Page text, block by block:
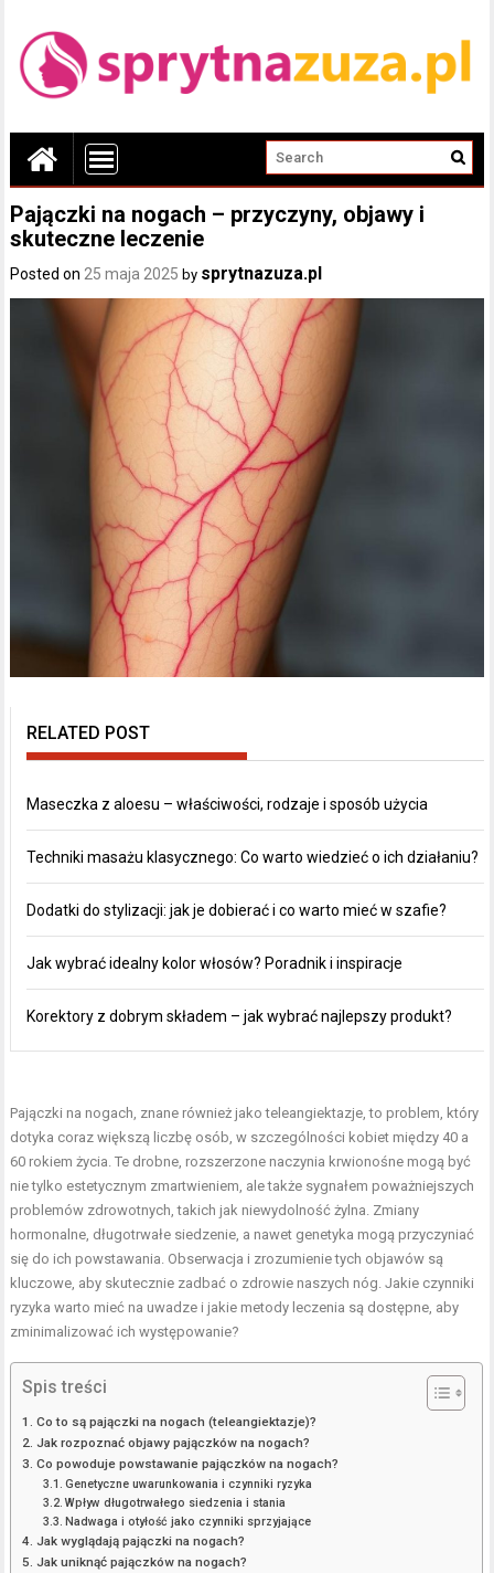
Pajączki na nogach – przyczyny, objawy i
skuteczne leczenie
Posted on 25 maja 2025 by sprytnazuza.pl
RELATED POST
Maseczka z aloesu – właściwości, rodzaje i sposób użycia
Techniki masażu klasycznego: Co warto wiedzieć o ich działaniu?
Dodatki do stylizacji: jak je dobierać i co warto mieć w szafie?
Jak wybrać idealny kolor włosów? Poradnik i inspiracje
Korektory z dobrym składem – jak wybrać najlepszy produkt?
Pajączki na nogach, znane również jako teleangiektazje, to problem, który
dotyka coraz większą liczbę osób, w szczególności kobiet między 40 a
60 rokiem życia. Te drobne, rozszerzone naczynia krwionośne mogą być
nie tylko estetycznym zmartwieniem, ale także sygnałem poważniejszych
problemów zdrowotnych, takich jak niewydolność żylna. Zmiany
hormonalne, długotrwałe siedzenie, a nawet genetyka mogą przyczyniać
się do ich powstawania. Obserwacja i zrozumienie tych objawów są
kluczowe, aby skutecznie zadbać o zdrowie naszych nóg. Jakie czynniki
ryzyka warto mieć na uwadze i jakie metody leczenia są dostępne, aby
zminimalizować ich występowanie?
Spis treści
Co to są pajączki na nogach (teleangiektazje)?
Jak rozpoznać objawy pajączków na nogach?
Co powoduje powstawanie pajączków na nogach?
Genetyczne uwarunkowania i czynniki ryzyka
Wpływ długotrwałego siedzenia i stania
Nadwaga i otyłość jako czynniki sprzyjające
Jak wyglądają pajączki na nogach?
Jak uniknąć pajączków na nogach?